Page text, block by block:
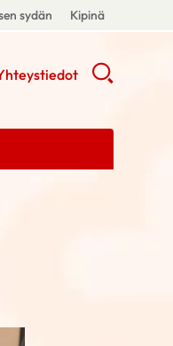
sydän Kipinä